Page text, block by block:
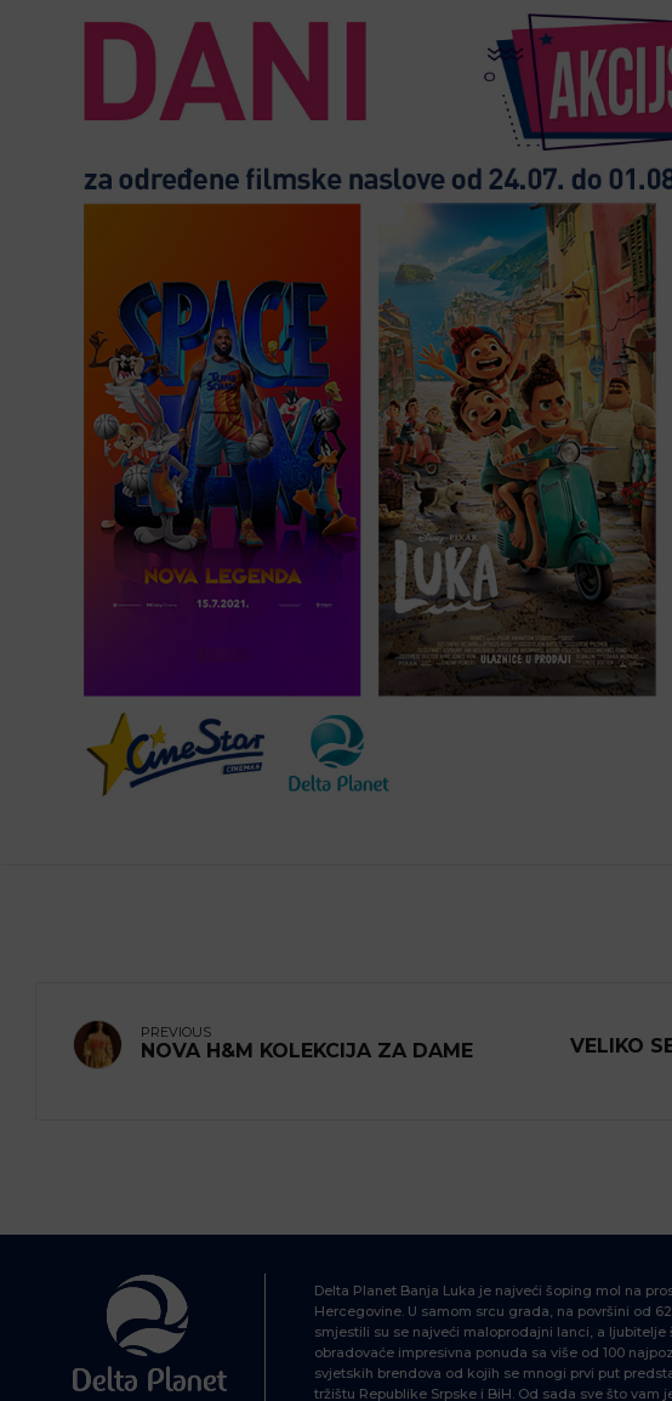
PREVIOUS
NOVA H&M KOLEKCIJA ZA DAME
VELIKO
Delta Planet Banja Luka je najveći šoping mol na
Hercegovine. U samom srcu grada, na površini od
smjestili su se najveći maloprodajni lanci, a ljubitelje
obradovaće impresivna ponuda sa više od 100
svjetskih brendova od kojih se mnogi prvi put
tržištu Republike Srpske i BiH. Od sada sve što vam